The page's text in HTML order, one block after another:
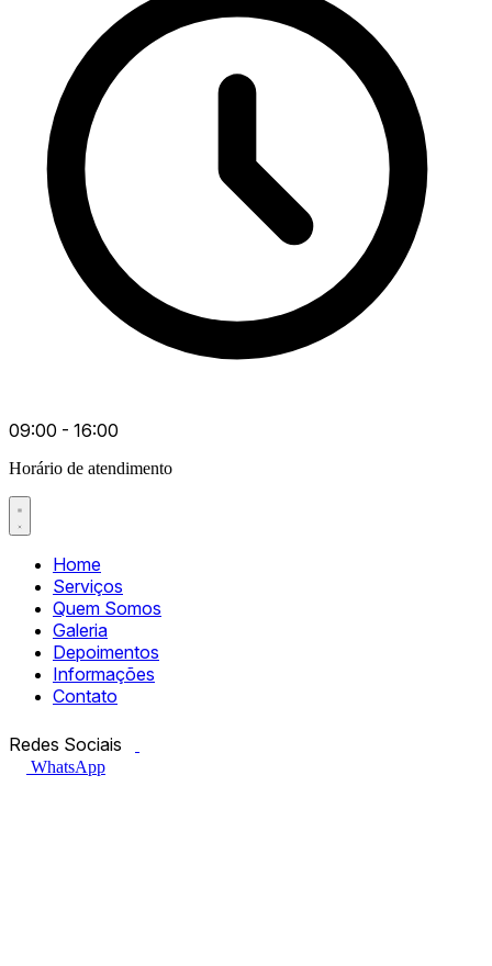
09:00 - 16:00
Horário de atendimento
Home
Serviços
Quem Somos
Galeria
Depoimentos
Informações
Contato
Redes Sociais
WhatsApp